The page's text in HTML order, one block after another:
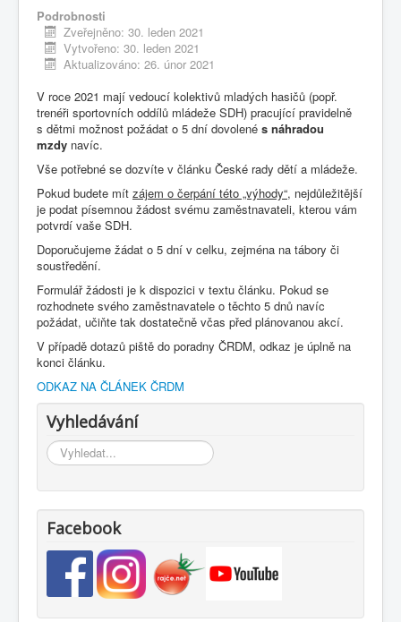
Podrobnosti
Zveřejněno: 30. leden 2021
Vytvořeno: 30. leden 2021
Aktualizováno: 26. únor 2021
V roce 2021 mají vedoucí kolektivů mladých hasičů (popř.
trenéři sportovních oddílů mládeže SDH) pracující pravidelně
s dětmi možnost požádat o 5 dní dovolené s náhradou
mzdy navíc.
Vše potřebné se dozvíte v článku České rady dětí a mládeže.
Pokud budete mít zájem o čerpání této „výhody“, nejdůležitější
je podat písemnou žádost svému zaměstnavateli, kterou vám
potvrdí vaše SDH.
Doporučujeme žádat o 5 dní v celku, zejména na tábory či
soustředění.
Formulář žádosti je k dispozici v textu článku. Pokud se
rozhodnete svého zaměstnavatele o těchto 5 dnů navíc
požádat, učiňte tak dostatečně včas před plánovanou akcí.
V případě dotazů piště do poradny ČRDM, odkaz je úplně na
konci článku.
ODKAZ NA ČLÁNEK ČRDM
Vyhledávání
Vyhledávání...
Facebook